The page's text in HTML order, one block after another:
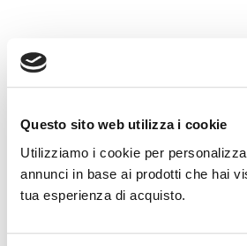
Questo sito web utilizza i cookie
Utilizziamo i cookie per
annunci in base ai prodotti che hai
tua esperienza di acquisto.
2. Come pagare.
Alcuni metodi di pagamento
per il tuo indirizzo.
Per pagare conPayPal (a)
Paypal stesso.